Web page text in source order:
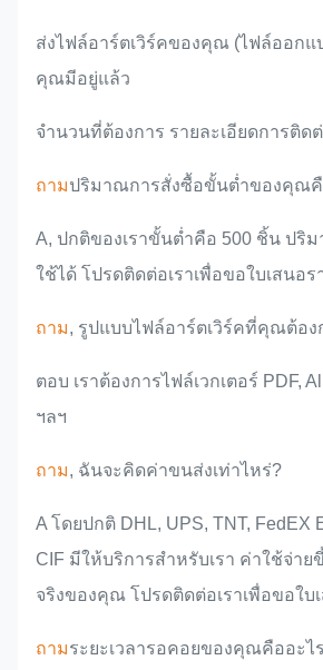
ส่งไฟล์อาร์ตเวิร์คของคุณ (ไฟล์ออกแ
คุณมีอยู่แล้ว
จำนวนที่ต้องการ รายละเอียดการติด
ถามปริมาณการสั่งซื้อขั้นต่ำของคุณคื
A, ปกติของเราขั้นต่ำคือ 500 ชิ้น ปริ
ใช้ได้ โปรดติดต่อเราเพื่อขอใบเสนอร
ถาม, รูปแบบไฟล์อาร์ตเวิร์คที่คุณต้อ
ตอบ เราต้องการไฟล์เวกเตอร์ PDF,
ฯลฯ
ถาม, ฉันจะคิดค่าขนส่งเท่าไหร่?
A โดยปกติ DHL, UPS, TNT, FedEX
CIF มีให้บริการสำหรับเรา ค่าใช้จ่า
จริงของคุณ โปรดติดต่อเราเพื่อขอใบ
ถามระยะเวลารอคอยของคุณคืออะไ